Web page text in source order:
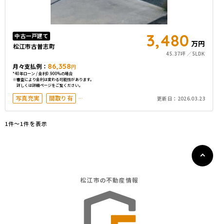
中古一戸建て
松江市古曽志町 3,480 万円
45.37坪 5LDK
月々支払例： 86,358円
*40年ローン / 金利0.900%の場合
※審査により金利は変わる可能性があります。
詳しくは詳細ページをご覧ください。
写真充実
間取り有
更新日： 2026.03.23
1件〜1件を表示
松江市の不動産情報